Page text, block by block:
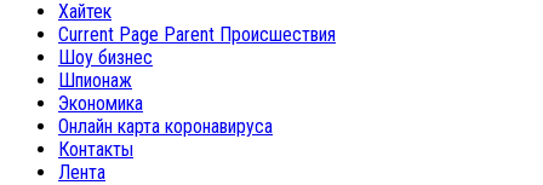
Хайтек
Current Page Parent Происшествия
Шоу бизнес
Шпионаж
Экономика
Онлайн карта коронавируса
Контакты
Лента